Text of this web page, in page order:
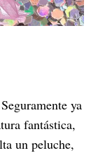
ya
fantástica,
un peluche,